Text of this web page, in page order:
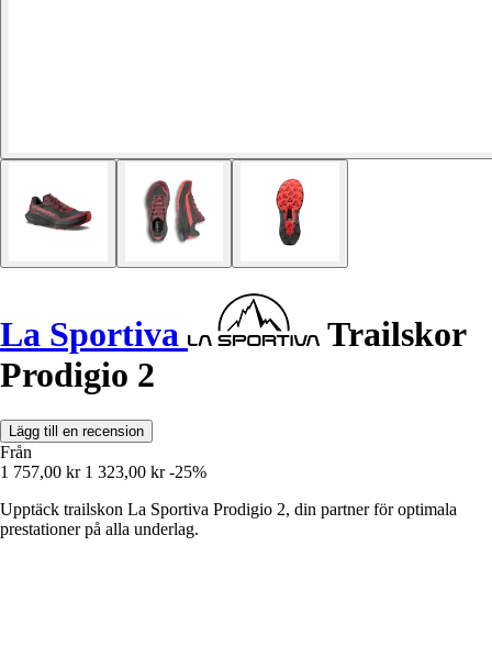
La Sportiva
Trailskor
Prodigio 2
Lägg till en recension
Från
1 757,00 kr 1 323,00 kr -25%
Upptäck trailskon La Sportiva Prodigio 2, din partner för optimala
prestationer på alla underlag.